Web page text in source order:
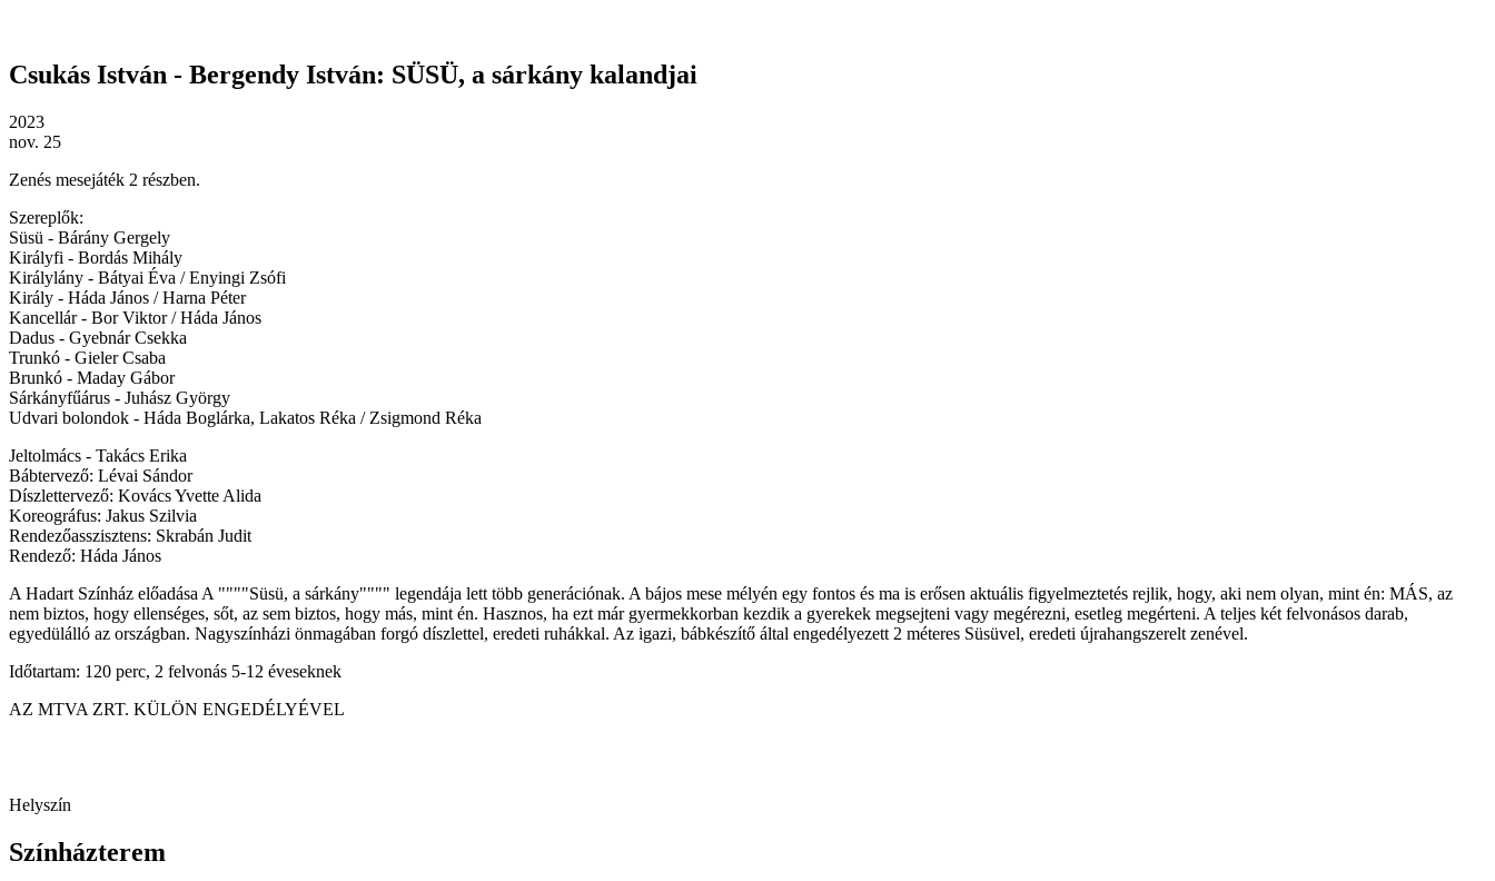
Csukás István - Bergendy István: SÜSÜ, a sárkány kalandjai
2023
nov. 25
Zenés mesejáték 2 részben.
Szereplők:
Süsü - Bárány Gergely
Királyfi - Bordás Mihály
Királylány - Bátyai Éva / Enyingi Zsófi
Király - Háda János / Harna Péter
Kancellár - Bor Viktor / Háda János
Dadus - Gyebnár Csekka
Trunkó - Gieler Csaba
Brunkó - Maday Gábor
Sárkányfűárus - Juhász György
Udvari bolondok - Háda Boglárka, Lakatos Réka / Zsigmond Réka
Jeltolmács - Takács Erika
Bábtervező: Lévai Sándor
Díszlettervező: Kovács Yvette Alida
Koreográfus: Jakus Szilvia
Rendezőasszisztens: Skrabán Judit
Rendező: Háda János
A Hadart Színház előadása A """"Süsü, a sárkány"""" legendája lett több generációnak. A bájos mese mélyén egy fontos és ma is erősen aktuális figyelmeztetés rejlik, hogy, aki nem olyan, mint én: MÁS, az
nem biztos, hogy ellenséges, sőt, az sem biztos, hogy más, mint én. Hasznos, ha ezt már gyermekkorban kezdik a gyerekek megsejteni vagy megérezni, esetleg megérteni. A teljes két felvonásos darab,
egyedülálló az országban. Nagyszínházi önmagában forgó díszlettel, eredeti ruhákkal. Az igazi, bábkészítő által engedélyezett 2 méteres Süsüvel, eredeti újrahangszerelt zenével.
Időtartam: 120 perc, 2 felvonás 5-12 éveseknek
AZ MTVA ZRT. KÜLÖN ENGEDÉLYÉVEL
Helyszín
Színházterem